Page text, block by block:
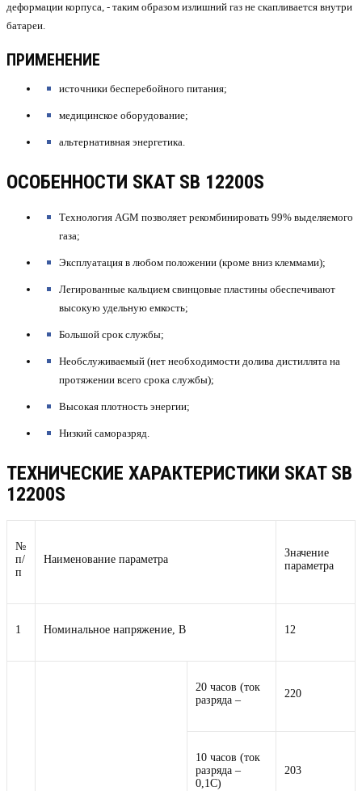
деформации корпуса, - таким образом излишний газ не скапливается внутри
батареи.
ПРИМЕНЕНИЕ
источники бесперебойного питания;
медицинское оборудование;
альтернативная энергетика.
ОСОБЕННОСТИ SKAT SB 12200S
Технология AGM позволяет рекомбинировать 99% выделяемого
газа;
Эксплуатация в любом положении (кроме вниз клеммами);
Легированные кальцием свинцовые пластины обеспечивают
высокую удельную емкость;
Большой срок службы;
Необслуживаемый (нет необходимости долива дистиллята на
протяжении всего срока службы);
Высокая плотность энергии;
Низкий саморазряд.
ТЕХНИЧЕСКИЕ ХАРАКТЕРИСТИКИ SKAT SB
12200S
№
п/
п
Наименование параметра
Значение
параметра
1 Номинальное напряжение, В 12
20 часов (ток
разряда –
220
10 часов (ток
разряда –
0,1С)
203